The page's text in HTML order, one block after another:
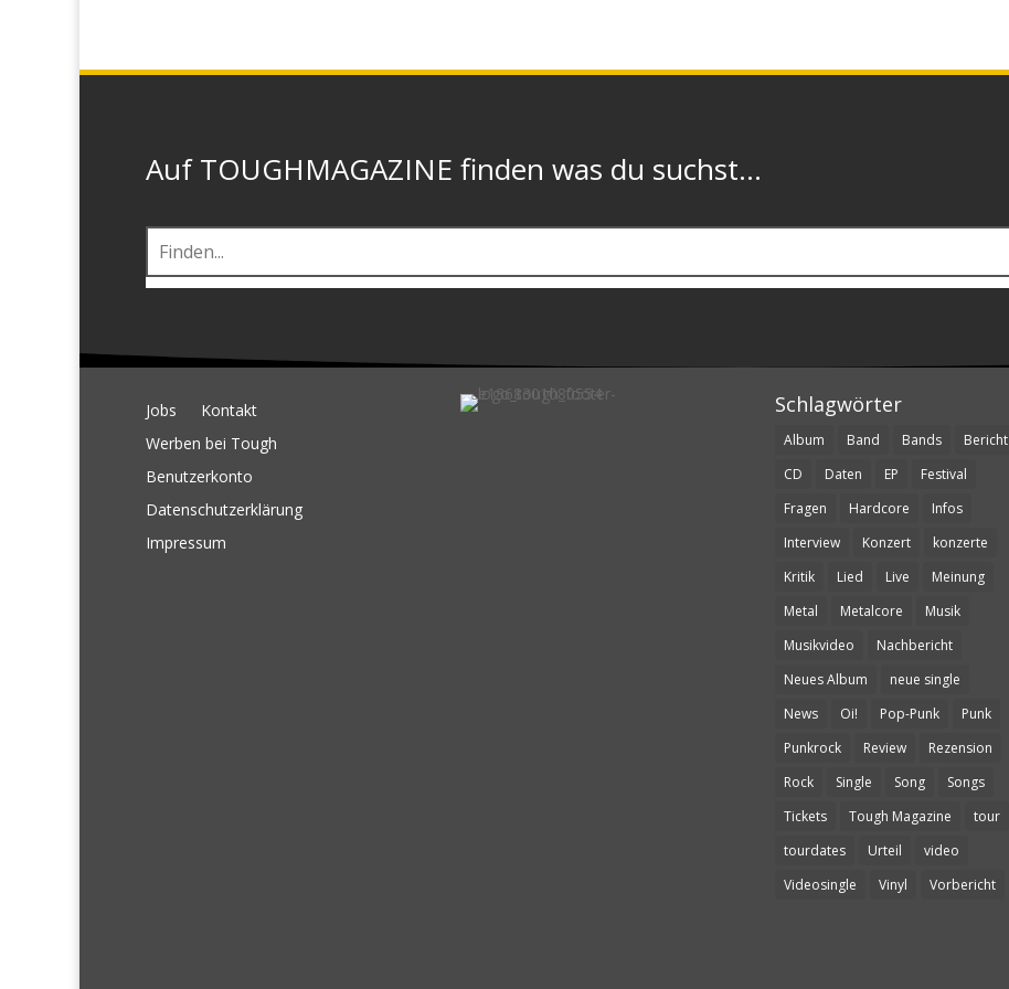
Auf TOUGHMAGAZINE finden was du suchst...
Jobs
Kontakt
Werben bei Tough
Benutzerkonto
Datenschutzerklärung
Impressum
Schlagwörter
Album Band Bands
Bericht
CD
Daten EP
Festival
Fragen
Hardcore
Infos
Interview
Konzert
konzerte
Kritik
Lied Live
Meinung
Metal
Metalcore
Musik
Musikvideo
Nachbericht
Neues Album
neue single
News
Oi! Pop-Punk
Punk
Punkrock
Review
Rezension
Rock
Single Song
Songs
Tickets
Tough Magazine
tour
tourdates
Urteil
video
Videosingle
Vinyl Vorbericht